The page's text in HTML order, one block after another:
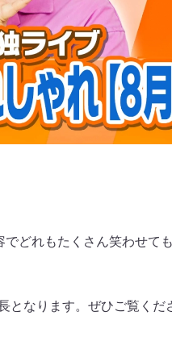
どれもたくさん笑わせても
なります。ぜひご覧くだ